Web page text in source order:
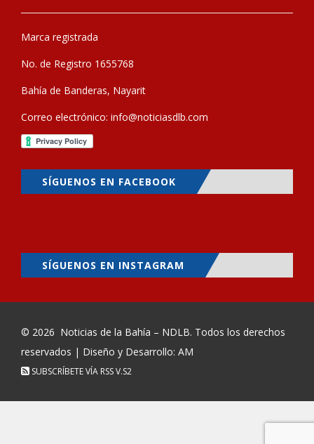
Marca registrada
No. de Registro 1655768
Bahía de Banderas, Nayarit
Correo electrónico: info@noticiasdlb.com
SÍGUENOS EN FACEBOOK
SÍGUENOS EN INSTAGRAM
© 2026 Noticias de la Bahía – NDLB. Todos los derechos
reservados | Diseño y Desarrollo: AM
SUBSCRÍBETE VÍA RSSV.S2